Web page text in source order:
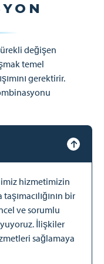
değişen
temel
gerektirir.
hizmetimizin
bir
ve sorumlu
İlişkiler
sağlamaya